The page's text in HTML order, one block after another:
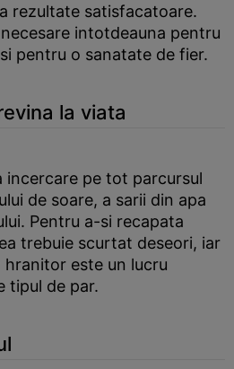
rezultate satisfacatoare.
intotdeauna pentru
pentru o sanatate de fier.
la viata
incercare pe tot parcursul
de soare, a sarii din apa
Pentru a-si recapata
trebuie scurtat deseori, iar
hranitor este un lucru
tipul de par.